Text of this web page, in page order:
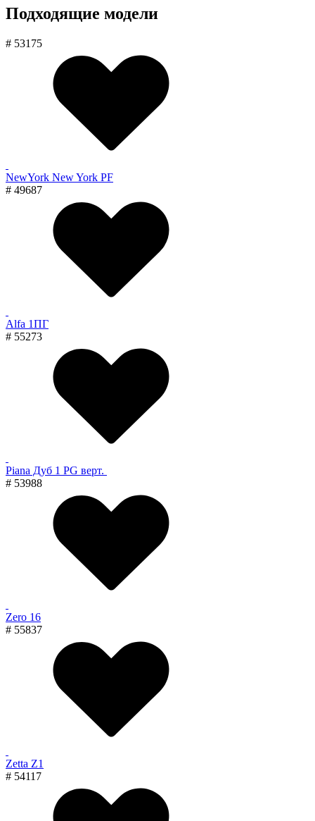
Подходящие модели
# 53175
NewYork New York PF
# 49687
Alfa 1ПГ
# 55273
Piana Дуб 1 PG верт.
# 53988
Zero 16
# 55837
Zetta Z1
# 54117